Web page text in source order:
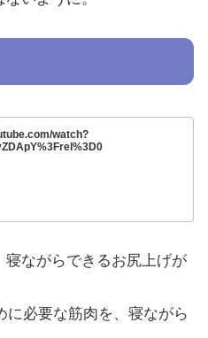
watch?
ながらできるお尻上げが
に必要な筋肉を、寝ながら